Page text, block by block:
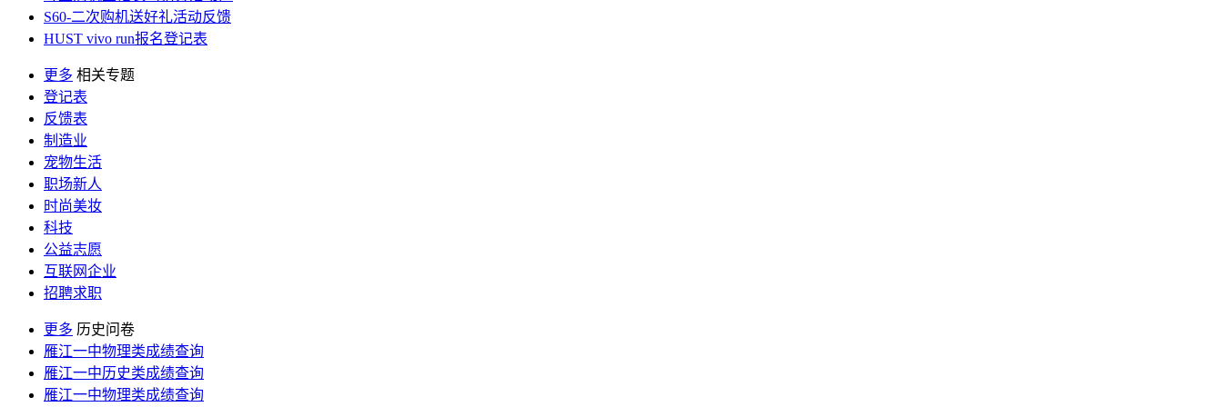
S60-二次购机送好礼活动反馈
HUST vivo run报名登记表
更多 相关专题
登记表
反馈表
制造业
宠物生活
职场新人
时尚美妆
科技
公益志愿
互联网企业
招聘求职
更多 历史问卷
雁江一中物理类成绩查询
雁江一中历史类成绩查询
雁江一中物理类成绩查询